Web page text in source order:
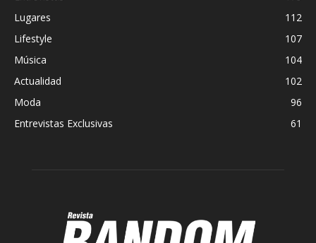
Lugares
112
Lifestyle
107
Música
104
Actualidad
102
Moda
96
Entrevistas Exclusivas
61